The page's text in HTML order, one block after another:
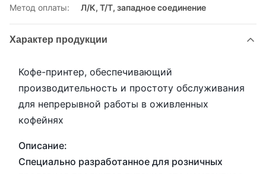
Метод оплаты:
Л/К, Т/Т, западное соединение
Характер продукции
Кофе-принтер, обеспечивающий
производительность и простоту обслуживания
для непрерывной работы в оживленных
кофейнях
Описание:
Специально разработанное для розничных